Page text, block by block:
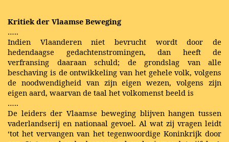
Kritiek der Vlaamse Beweging
…..
Indien Vlaanderen niet bevrucht wordt door de
hedendaagse gedachtenstromingen, dan heeft de
verfransing daaraan schuld; de grondslag van alle
beschaving is de ontwikkeling van het gehele volk, volgens
de noodwendigheid van zijn eigen wezen, volgens zijn
eigen aard, waarvan de taal het volkomenst beeld is
…..
De leiders der Vlaamse beweging blijven hangen tussen
vaderlandserij en nationaal gevoel. Al wat zij vragen leidt
‘tot het vervangen van het tegenwoordige Koninkrijk door